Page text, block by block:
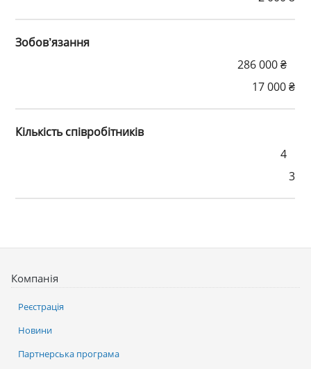
Зобов’язання
286 000 ₴
17 000 ₴
Кількість співробітників
4
3
Компанія
Реєстрація
Новини
Партнерська програма